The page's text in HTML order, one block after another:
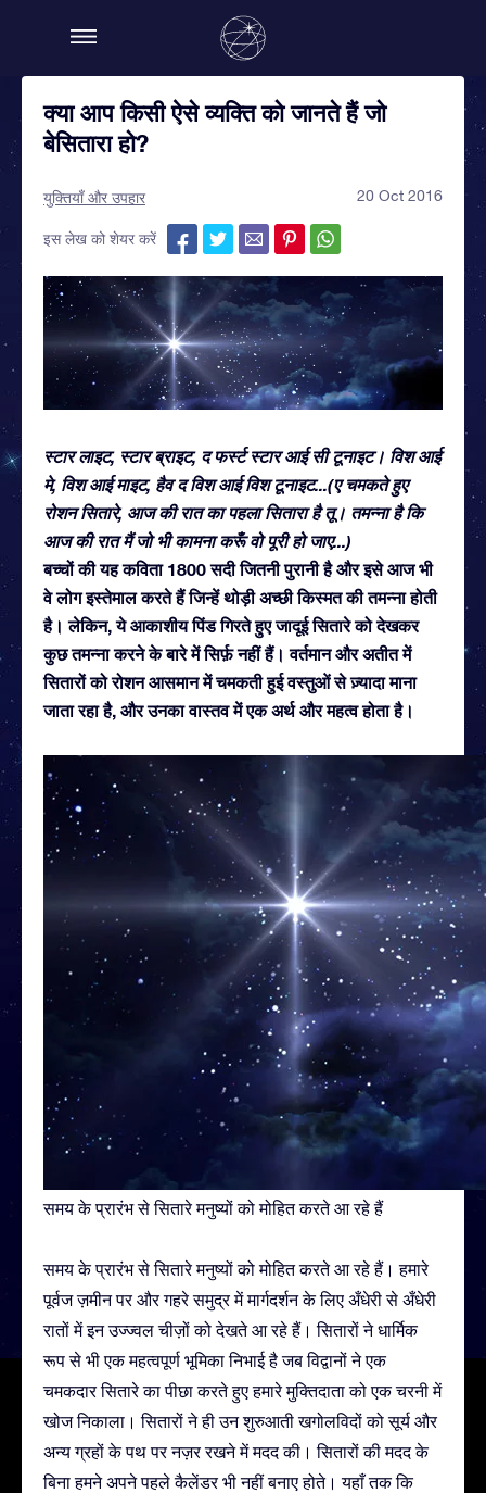
क्या आप किसी ऐसे व्यक्ति को जानते हैं जो
बेसितारा हो?
युक्तियाँ और उपहार 20 Oct 2016
इस लेख को शेयर करें
स्टार लाइट, स्टार ब्राइट, द फर्स्ट स्टार आई सी टूनाइट। विश आई
मे, विश आई माइट, हैव द विश आई विश टूनाइट...(ए चमकते हुए
रोशन सितारे, आज की रात का पहला सितारा है तू। तमन्ना है कि
आज की रात मैं जो भी कामना करूँ वो पूरी हो जाए...)
बच्चों की यह कविता 1800 सदी जितनी पुरानी है और इसे आज भी
वे लोग इस्तेमाल करते हैं जिन्हें थोड़ी अच्छी किस्मत की तमन्ना होती
है। लेकिन, ये आकाशीय पिंड गिरते हुए जादूई सितारे को देखकर
कुछ तमन्ना करने के बारे में सिर्फ़ नहीं हैं। वर्तमान और अतीत में
सितारों को रोशन आसमान में चमकती हुई वस्तुओं से ज़्यादा माना
जाता रहा है, और उनका वास्तव में एक अर्थ और महत्व होता है।
समय के प्रारंभ से सितारे मनुष्यों को मोहित करते आ रहे हैं
समय के प्रारंभ से सितारे मनुष्यों को मोहित करते आ रहे हैं। हमारे
पूर्वज ज़मीन पर और गहरे समुद्र में मार्गदर्शन के लिए अँधेरी से अँधेरी
रातों में इन उज्ज्वल चीज़ों को देखते आ रहे हैं। सितारों ने धार्मिक
रूप से भी एक महत्वपूर्ण भूमिका निभाई है जब विद्वानों ने एक
चमकदार सितारे का पीछा करते हुए हमारे मुक्तिदाता को एक चरनी में
खोज निकाला। सितारों ने ही उन शुरुआती खगोलविदों को सूर्य और
अन्य ग्रहों के पथ पर नज़र रखने में मदद की। सितारों की मदद के
बिना हमने अपने पहले कैलेंडर भी नहीं बनाए होते। यहाँ तक कि